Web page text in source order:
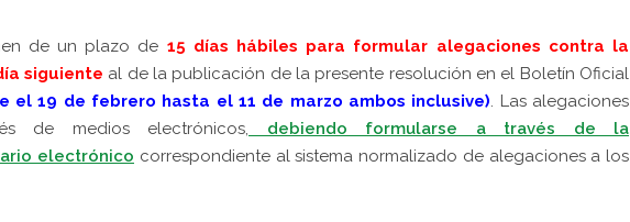
de un plazo de 15 días hábiles para formular alegaciones contra la
siguiente al de la publicación de la presente resolución en el Boletín Oficial
el 19 de febrero hasta el 11 de marzo ambos inclusive)
Las alegaciones
de medios electrónicos,
debiendo formularse a través de la
electrónico correspondiente al sistema normalizado de alegaciones a los